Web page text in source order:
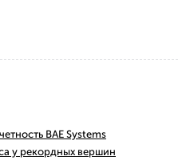
BAE Systems
у рекордных вершин